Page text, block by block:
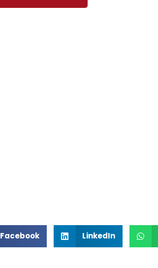
Facebook LinkedIn